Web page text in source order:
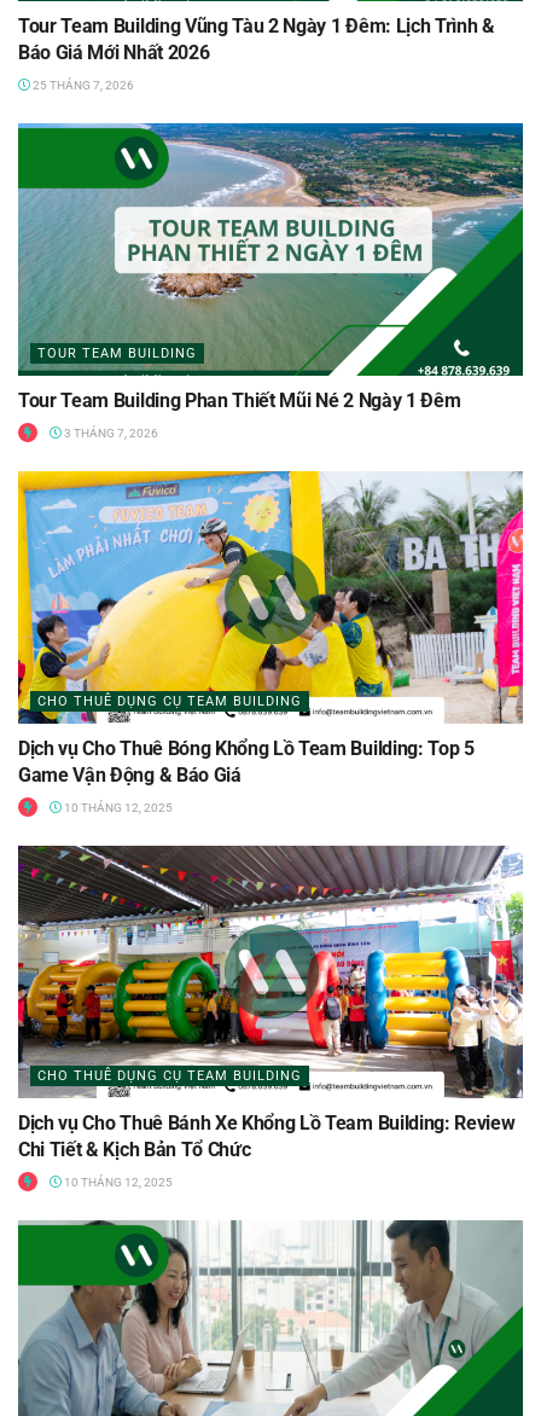
Tour Team Building Vũng Tàu 2 Ngày 1 Đêm: Lịch Trình &
Báo Giá Mới Nhất 2026
25 THÁNG 7, 2026
TOUR TEAM BUILDING
Tour Team Building Phan Thiết Mũi Né 2 Ngày 1 Đêm
3 THÁNG 7, 2026
CHO THUÊ DỤNG CỤ TEAM BUILDING
Dịch vụ Cho Thuê Bóng Khổng Lồ Team Building: Top 5
Game Vận Động & Báo Giá
10 THÁNG 12, 2025
CHO THUÊ DỤNG CỤ TEAM BUILDING
Dịch vụ Cho Thuê Bánh Xe Khổng Lồ Team Building: Review
Chi Tiết & Kịch Bản Tổ Chức
10 THÁNG 12, 2025